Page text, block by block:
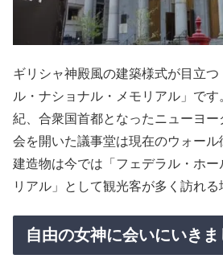
ギリシャ神殿風の建築様式が目立
ル・ナショナル・メモリアル」で
紀、合衆国首都となったニューヨ
会を開いた議事堂は現在のウォー
建造物は今では「フェデラル・ホ
リアル」として観光客が多く訪れる
自由の女神に会いにいきま